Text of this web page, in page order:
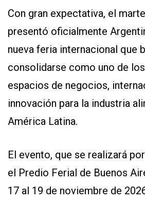
DEL
Con gran expectativa, el
presentó oficialmente
nueva feria internacional que
consolidarse como uno de
espacios de negocios,
innovación para la industria
América Latina.
El evento, que se realizará
el Predio Ferial de Buenos
17 al 19 de noviembre de